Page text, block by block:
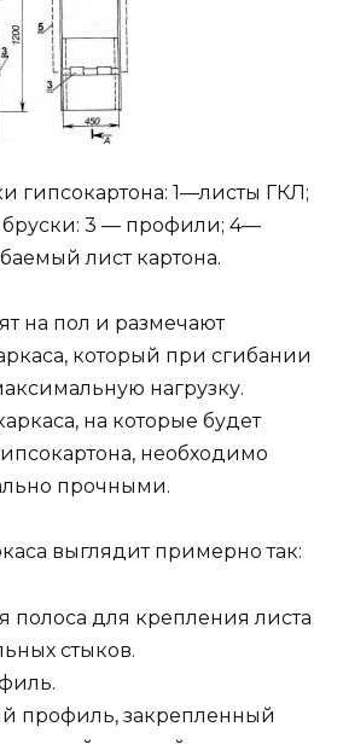
гипсокартона: 1—листы ГКЛ;
3 — профили; 4—
лист картона.
на пол и размечают
который при сгибании
нагрузку.
на которые будет
необходимо
прочными.
выглядит примерно так:
полоса для крепления листа
стыков.
профиль, закрепленный